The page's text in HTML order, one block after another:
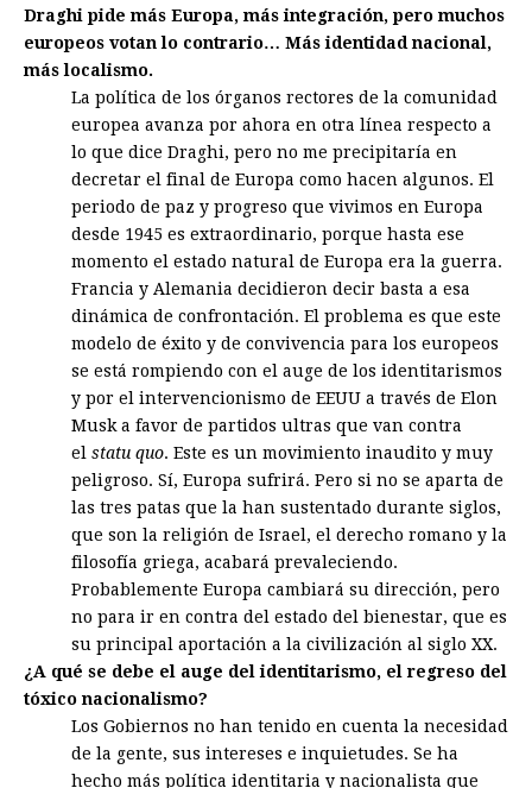
Draghi pide más Europa, más integración, pero muchos
europeos votan lo contrario… Más identidad nacional,
más localismo.
La política de los órganos rectores de la comunidad
europea avanza por ahora en otra línea respecto a
lo que dice Draghi, pero no me precipitaría en
decretar el final de Europa como hacen algunos. El
periodo de paz y progreso que vivimos en Europa
desde 1945 es extraordinario, porque hasta ese
momento el estado natural de Europa era la guerra.
Francia y Alemania decidieron decir basta a esa
dinámica de confrontación. El problema es que este
modelo de éxito y de convivencia para los europeos
se está rompiendo con el auge de los identitarismos
y por el intervencionismo de EEUU a través de Elon
Musk a favor de partidos ultras que van contra
el statu quo. Este es un movimiento inaudito y muy
peligroso. Sí, Europa sufrirá. Pero si no se aparta de
las tres patas que la han sustentado durante siglos,
que son la religión de Israel, el derecho romano y la
filosofía griega, acabará prevaleciendo.
Probablemente Europa cambiará su dirección, pero
no para ir en contra del estado del bienestar, que es
su principal aportación a la civilización al siglo XX.
¿A qué se debe el auge del identitarismo, el regreso del
tóxico nacionalismo?
Los Gobiernos no han tenido en cuenta la necesidad
de la gente, sus intereses e inquietudes. Se ha
hecho más política identitaria y nacionalista que